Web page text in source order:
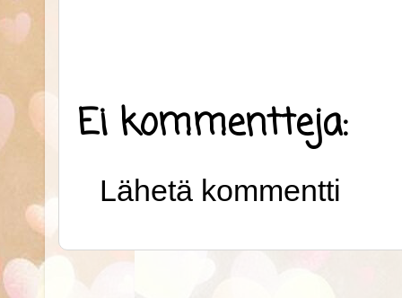
Ei kommentteja:
Lähetä kommentti